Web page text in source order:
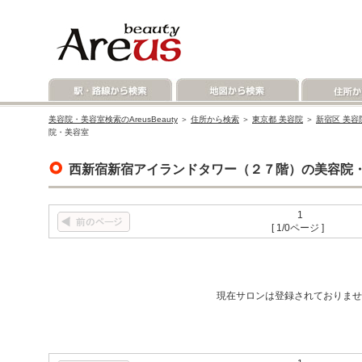
美容院・美容室検索のAreusBeauty ＞ 住所から検索 ＞ 東京都 美容院 ＞ 新宿区 美容
院・美容室
西新宿新宿アイランドタワー（２７階）の美容院
1
[ 1/0ページ ]
現在サロンは登録されておりま